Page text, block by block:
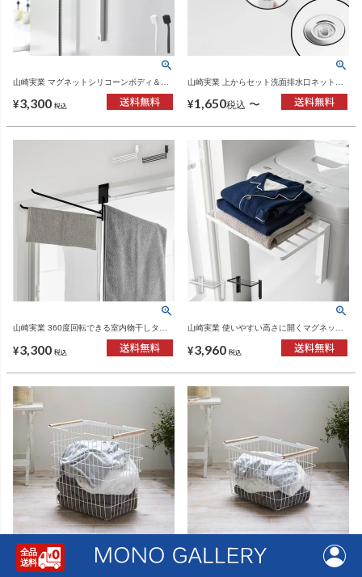
山崎実業 マグネットシリコーンボディ＆フ
ズ・タワーシリーズ
¥3,300 税込
山崎実業 上からセット洗面排水口ネットホ
リーズ
¥1,650税込 〜
山崎実業 360度回転できる室内物干しタオ
ルハンガー タワー tower | バスグッズ・タワ
ーシリーズ
¥3,300 税込
山崎実業 使いやすい高さに開くマグネット
洗濯機横折り畳み棚 タワー tower | バスグッ
ズ・タワーシリーズ
¥3,960 税込
山崎実業 ランドリーバスケット トスカ L